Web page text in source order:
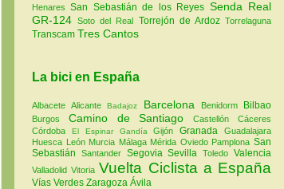
HenaresSan Sebastián de los Reyes Senda Real
GR-124Soto del Real Torrejón de ArdozTorrelaguna
Transcam Tres Cantos
La bici en España
AlbaceteAlicanteBadajoz Barcelona Benidorm Bilbao
Burgos Camino de SantiagoCastellónCáceres
Córdoba El Espinar GandíaGijónGranadaGuadalajara
Huesca León Murcia Málaga Mérida Oviedo PamplonaSan
Sebastián Santander SegoviaSevillaToledoValencia
ValladolidVitoria Vuelta Ciclista a España
Vías Verdes Zaragoza Ávila